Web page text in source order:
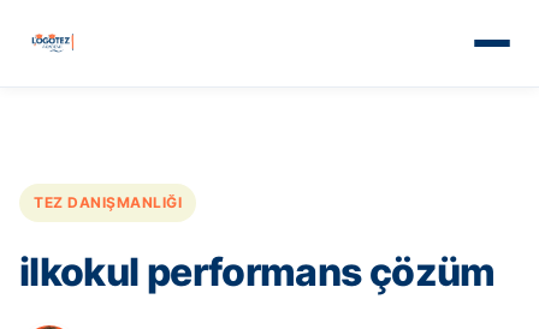
TEZ DANIŞMANLIĞI
ilkokul performans çözüm